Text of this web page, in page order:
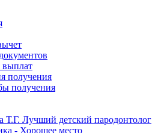
выплат
получения
получения
Т.Г. Лучший детский пародонтолог
- Хорошее место